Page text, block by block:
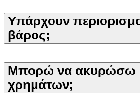
Υπάρχουν
βάρος;
Μπορώ να ακυρώσω
χρημάτων;